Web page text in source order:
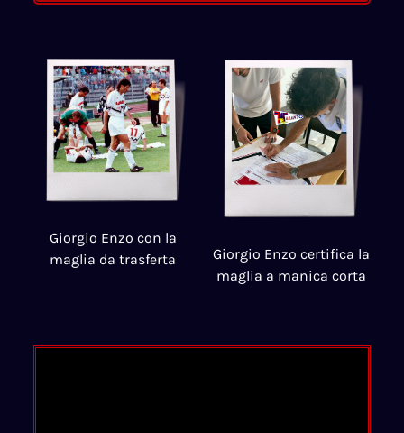
Giorgio Enzo con la
maglia da trasferta
Giorgio Enzo certifica la
maglia a manica corta